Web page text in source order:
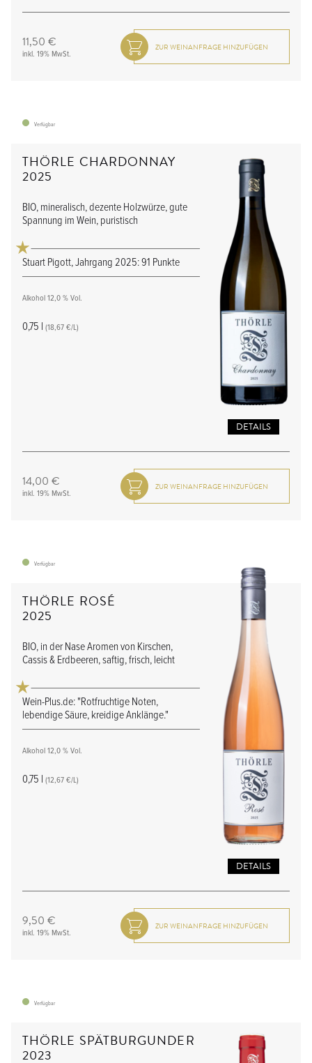
11,50 €
inkl. 19% MwSt.
Verfügbar
DETAILS
THÖRLE CHARDONNAY
2025
BIO, mineralisch, dezente Holzwürze, gute
Spannung im Wein, puristisch
Stuart Pigott, Jahrgang 2025: 91 Punkte
Alkohol 12,0 % Vol.
0,75 l (18,67 €/L)
14,00 €
inkl. 19% MwSt.
Verfügbar
DETAILS
THÖRLE ROSÉ
2025
BIO, in der Nase Aromen von Kirschen,
Cassis & Erdbeeren, saftig, frisch, leicht
Wein-Plus.de: "Rotfruchtige Noten,
lebendige Säure, kreidige Anklänge."
Alkohol 12,0 % Vol.
0,75 l (12,67 €/L)
9,50 €
inkl. 19% MwSt.
Verfügbar
THÖRLE SPÄTBURGUNDER
2023